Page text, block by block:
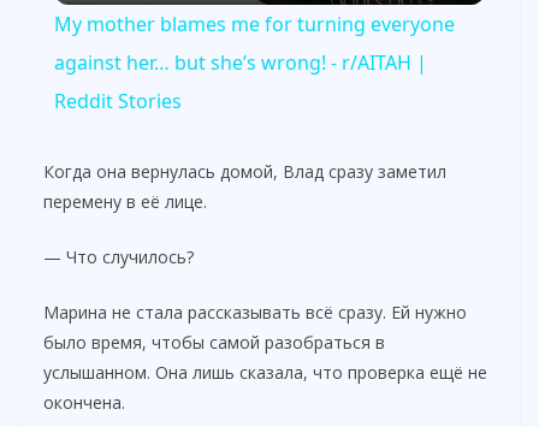
a
d
My mother blames me for turning everyone
against her… but she’s wrong! - r/AITAH |
Reddit Stories
Когда она вернулась домой, Влад сразу заметил
перемену в её лице.
— Что случилось?
Марина не стала рассказывать всё сразу. Ей нужно
было время, чтобы самой разобраться в
услышанном. Она лишь сказала, что проверка ещё не
окончена.